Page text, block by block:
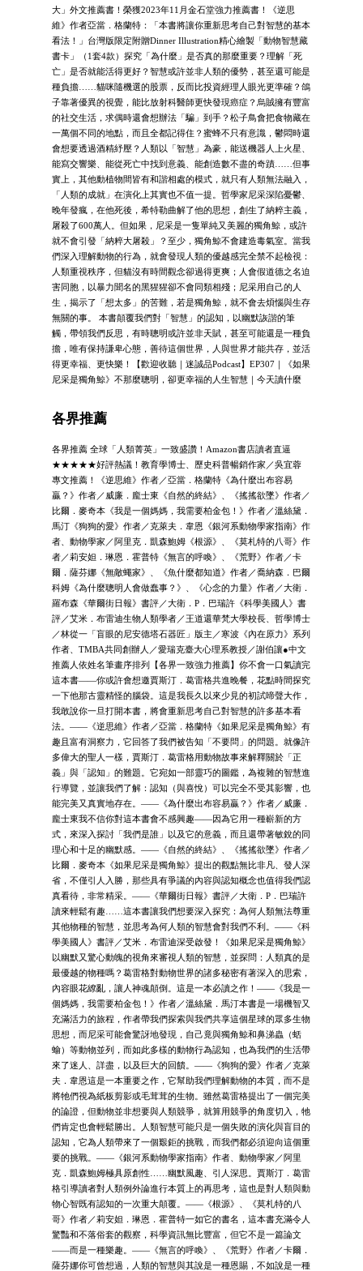
大」外文推薦書！榮獲2023年11月金石堂強力推薦書！《逆思
維》作者亞當．格蘭特：「本書將讓你重新思考自己對智慧的基本
看法！」台灣版限定附贈Dinner Illustration精心繪製「動物智慧藏
書卡」（1套4款）探究「為什麼」是否真的那麼重要？理解「死
亡」是否就能活得更好？智慧或許並非人類的優勢，甚至還可能是
種負擔……貓咪隨機選的股票，反而比投資經理人眼光更準確？鴿
子靠著優異的視覺，能比放射科醫師更快發現癌症？烏賊擁有豐富
的社交生活，求偶時還會想辦法「騙」到手？松子鳥會把食物藏在
一萬個不同的地點，而且全都記得住？蜜蜂不只有意識，鬱悶時還
會想要透過酒精紓壓？人類以「智慧」為豪，能送機器人上火星、
能寫交響樂、能從死亡中找到意義、能創造數不盡的奇蹟……但事
實上，其他動植物間皆有和諧相處的模式，就只有人類無法融入，
「人類的成就」在演化上其實也不值一提。哲學家尼采深陷憂鬱、
晚年發瘋，在他死後，希特勒曲解了他的思想，創生了納粹主義，
屠殺了600萬人。但如果，尼采是一隻單純又美麗的獨角鯨，或許
就不會引發「納粹大屠殺」？至少，獨角鯨不會建造毒氣室。當我
們深入理解動物的行為，就會發現人類的優越感完全禁不起檢視：
人類重視秩序，但貓沒有時間觀念卻過得更爽；人會假道德之名迫
害同胞，以暴力聞名的黑猩猩卻不會同類相殘；尼采用自己的人
生，揭示了「想太多」的苦難，若是獨角鯨，就不會去煩惱與生存
無關的事。 本書顛覆我們對「智慧」的認知，以幽默詼諧的筆
觸，帶領我們反思，有時聰明或許並非天賦，甚至可能還是一種負
擔，唯有保持謙卑心態，善待這個世界，人與世界才能共存，並活
得更幸福、更快樂！【歡迎收聽｜迷誠品Podcast】EP307｜《如果
尼采是獨角鯨》不那麼聰明，卻更幸福的人生智慧｜今天讀什麼
各界推薦
各界推薦 全球「人類菁英」一致盛讚！Amazon書店讀者直逼
★★★★★好評熱議！教育學博士、歷史科普暢銷作家／吳宜蓉
專文推薦！《逆思維》作者／亞當．格蘭特《為什麼出布容易
贏？》作者／威廉．龐士東《自然的終結》、《搖搖欲墜》作者／
比爾．麥奇本《我是一個媽媽，我需要柏金包！》作者／溫絲黛．
馬汀《狗狗的愛》作者／克萊夫．韋恩《銀河系動物學家指南》作
者、動物學家／阿里克．凱森鮑姆《根源》、《莫札特的八哥》作
者／莉安妲．琳恩．霍普特《無言的呼喚》、《荒野》作者／卡
爾．薩芬娜《無敵蠅家》、《魚什麼都知道》作者／喬納森．巴爾
科姆《為什麼聰明人會做蠢事？》、《心念的力量》作者／大衛．
羅布森《華爾街日報》書評／大衛．P．巴瑞許《科學美國人》書
評／艾米．布雷迪生物人類學者／王道還華梵大學校長、哲學博士
／林從一「盲眼的尼安德塔石器匠」版主／寒波《內在原力》系列
作者、TMBA共同創辦人／愛瑞克臺大心理系教授／謝伯讓●中文
推薦人依姓名筆畫序排列【各界一致強力推薦】你不會一口氣讀完
這本書——你或許會想邀賈斯汀．葛雷格共進晚餐，花點時間探究
一下他那古靈精怪的腦袋。這是我長久以來少見的初試啼聲大作，
我敢說你一旦打開本書，將會重新思考自己對智慧的許多基本看
法。——《逆思維》作者／亞當．格蘭特《如果尼采是獨角鯨》有
趣且富有洞察力，它回答了我們被告知「不要問」的問題。就像許
多偉大的聖人一樣，賈斯汀．葛雷格用動物故事來解釋關於「正
義」與「認知」的難題。它宛如一部靈巧的圖鑑，為複雜的智慧進
行導覽，並讓我們了解：認知（與喜悅）可以完全不受其影響，也
能完美又真實地存在。——《為什麼出布容易贏？》作者／威廉．
龐士東我不信你對這本書會不感興趣——因為它用一種嶄新的方
式，來深入探討「我們是誰」以及它的意義，而且還帶著敏銳的同
理心和十足的幽默感。——《自然的終結》、《搖搖欲墜》作者／
比爾．麥奇本《如果尼采是獨角鯨》提出的觀點無比非凡、發人深
省，不僅引人入勝，那些具有爭議的內容與認知概念也值得我們認
真看待，非常精采。——《華爾街日報》書評／大衛．P．巴瑞許
讀來輕鬆有趣……這本書讓我們想要深入探究：為何人類無法尊重
其他物種的智慧，並思考為何人類的智慧會對我們不利。——《科
學美國人》書評／艾米．布雷迪深受啟發！《如果尼采是獨角鯨》
以幽默又驚心動魄的視角來審視人類的智慧，並探問：人類真的是
最優越的物種嗎？葛雷格對動物世界的諸多秘密有著深入的思索，
內容眼花繚亂，讓人神魂顛倒。這是一本必讀之作！——《我是一
個媽媽，我需要柏金包！》作者／溫絲黛．馬汀本書是一場機智又
充滿活力的旅程，作者帶我們探索與我們共享這個星球的眾多生物
思想，而尼采可能會驚訝地發現，自己竟與獨角鯨和鼻涕蟲（蛞
蝓）等動物並列，而如此多樣的動物行為認知，也為我們的生活帶
來了迷人、詳盡，以及巨大的回饋。——《狗狗的愛》作者／克萊
夫．韋恩這是一本重要之作，它幫助我們理解動物的本質，而不是
將牠們視為紙板剪影或毛茸茸的生物。雖然葛雷格提出了一個完美
的論證，但動物並非想要與人類競爭，就算用競爭的角度切入，牠
們肯定也會輕鬆勝出。人類智慧可能只是一個失敗的演化與盲目的
認知，它為人類帶來了一個艱鉅的挑戰，而我們都必須迎向這個重
要的挑戰。——《銀河系動物學家指南》作者、動物學家／阿里
克．凱森鮑姆極具原創性……幽默風趣、引人深思。賈斯汀．葛雷
格引導讀者對人類例外論進行本質上的再思考，這也是對人類與動
物心智既有認知的一次重大顛覆。——《根源》、《莫札特的八
哥》作者／莉安妲．琳恩．霍普特一如它的書名，這本書充滿令人
驚豔和不落俗套的觀察，科學資訊無比豐富，但它不是一篇論文
——而是一種樂趣。——《無言的呼喚》、《荒野》作者／卡爾．
薩芬娜你可曾想過，人類的智慧與其說是一種恩賜，不如說是一種